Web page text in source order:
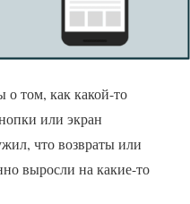
о том, как какой-то
или экран
что возвраты или
выросли на какие-то